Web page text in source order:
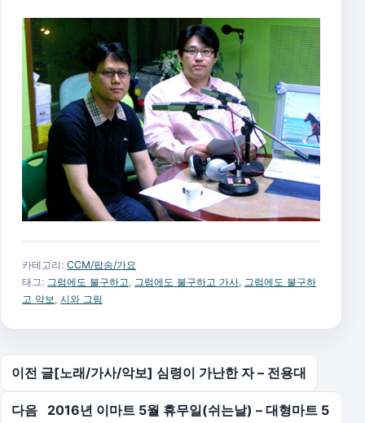
카테고리: CCM/팝송/가요
태그: 그럼에도 불구하고 그럼에도 불구하고 가사 그럼에도 불구하
고 악보 시와 그림
글 탐색
이전 글[노래/가사/악보] 심령이 가난한 자 – 전용대
다음
2016년 이마트 5월 휴무일(쉬는날) – 대형마트 5